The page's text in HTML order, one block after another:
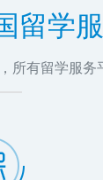
留学
所有留学服务